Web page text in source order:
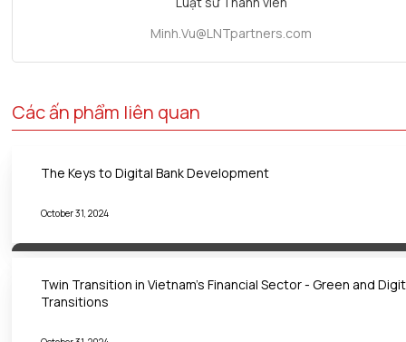
Minh.Vu@LNTpartners.com
Các ấn phẩm liên quan
The Keys to Digital Bank Development
October 31, 2024
Twin Transition in Vietnam's Financial Sector - Green and
Transitions